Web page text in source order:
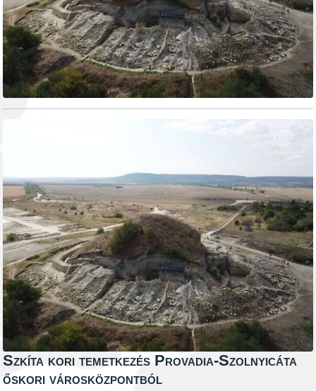
Szkíta kori temetkezés Provadia-Szolnyicáta
őskori városközpontból